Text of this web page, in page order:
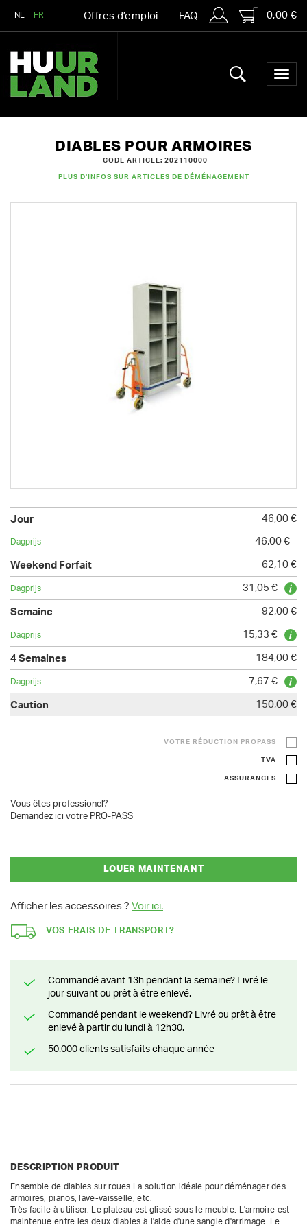
NL FR Offres d’emploi FAQ 0,00 €
DIABLES POUR ARMOIRES
CODE ARTICLE: 202110000
PLUS D'INFOS SUR ARTICLES DE DÉMÉNAGEMENT
46,00 €
46,00 €
62,10 €
31,05 €
92,00 €
15,33 €
184,00 €
7,67 €
150,00 €
VOTRE RÉDUCTION PROPASS
TVA
ASSURANCES
Vous êtes professionel?
Demandez ici votre PRO-PASS
LOUER MAINTENANT
Afficher les accessoires ? Voir ici.
VOS FRAIS DE TRANSPORT?
Commandé avant 13h pendant la semaine? Livré le
jour suivant ou prêt à être enlevé.
Commandé pendant le weekend? Livré ou prêt à être
enlevé à partir du lundi à 12h30.
50.000 clients satisfaits chaque année
DESCRIPTION PRODUIT
Ensemble de diables sur roues La solution idéale pour déménager des
armoires, pianos, lave-vaisselle, etc.
Très facile à utiliser. Le plateau est glissé sous le meuble. L'armoire est
maintenue entre les deux diables à l'aide d'une sangle d'arrimage. Le